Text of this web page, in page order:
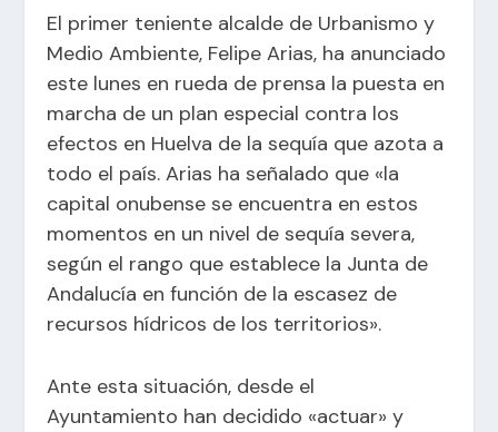
El primer teniente alcalde de Urbanismo y
Medio Ambiente, Felipe Arias, ha anunciado
este lunes en rueda de prensa la puesta en
marcha de un plan especial contra los
efectos en Huelva de la sequía que azota a
todo el país. Arias ha señalado que «la
capital onubense se encuentra en estos
momentos en un nivel de sequía severa,
según el rango que establece la Junta de
Andalucía en función de la escasez de
recursos hídricos de los territorios».
Ante esta situación, desde el
Ayuntamiento han decidido «actuar» y